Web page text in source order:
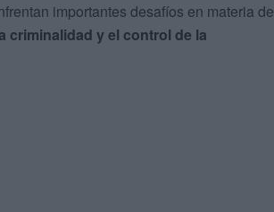
importantes desafíos en materia de
criminalidad y el control de la